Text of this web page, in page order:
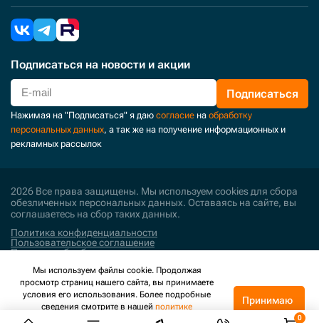
Подписаться на новости и акции
Подписаться
Нажимая на "Подписаться" я даю согласие на обработку
персональных данных, а так же на получение информационных и
рекламных рассылок
2026 Все права защищены. Мы используем cookies для сбора
обезличенных персональных данных. Оставаясь на сайте, вы
соглашаетесь на сбор таких данных.
Политика конфиденциальности
Пользовательское соглашение
Политика обработки персональных данных
Поддержка и развитие
Мы используем файлы cookie. Продолжая
просмотр страниц нашего сайта, вы принимаете
условия его использования. Более подробные
сведения смотрите в нашей политике
конфиденциальности.
Принимаю